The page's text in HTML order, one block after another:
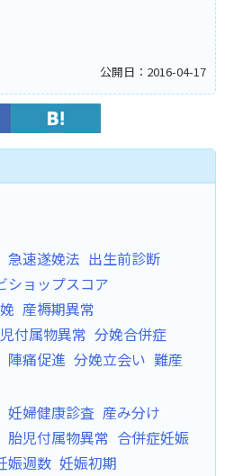
公開日：2016-04-17
急速遂娩法 出生前診断
ショップスコア
産褥期異常
付属物異常 分娩合併症
陣痛促進 分娩立会い 難産
妊婦健康診査 産み分け
胎児付属物異常 合併症妊娠
娠週数 妊娠初期